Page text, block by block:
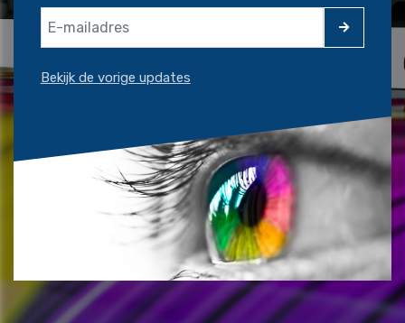
Bekijk de vorige updates